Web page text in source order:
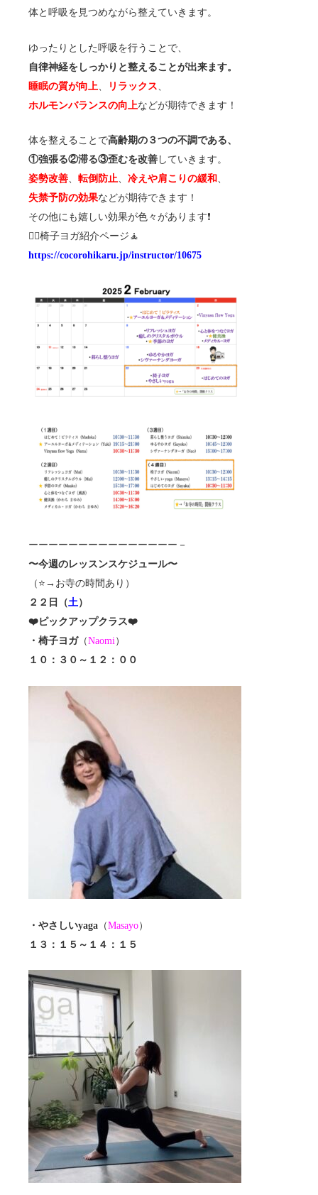
体と呼吸を見つめながら整えていきます。
ゆったりとした呼吸を行うことで、
自律神経をしっかりと整えることが出来ます。
睡眠の質が向上
リラックス
ホルモンバランスの向上などが期待できます！
体を整えることで高齢期の３つの不調である、
①強張る②滞る③歪むを改善 していきます。
姿勢改善
転倒防止 冷えや肩こりの緩和
失禁予防の効果などが期待できます！
その他にも嬉しい効果が色々があります❗️
🧘‍♀️椅子ヨガ紹介ページ🧘
https://cocorohikaru.jp/instructor/10675
ーーーーーーーーーーーーーーー－
〜今週のレッスンスケジュール〜
（⭐️→お寺の時間あり）
２２日（土）
❤️ピックアップクラス❤️
・椅子ヨガ（Naomi）
１０：３０～１２：００
・やさしいyaga （Masayo）
１３：１５～１４：１５